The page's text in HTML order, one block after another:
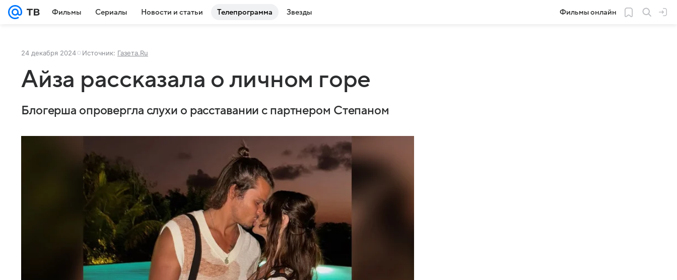
Фильмы Сериалы Новости и статьи Телепрограмма Звезды Фильмы онлайн
24 декабря 2024 Источник: Газета.Ru
Айза рассказала о личном горе
Блогерша опровергла слухи о расставании с партнером Степаном